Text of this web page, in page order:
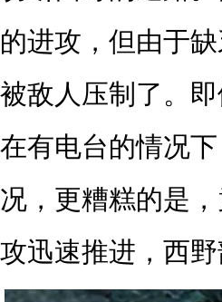
的进攻，但由于
被敌人压制了。
在有电台的情况
况，更糟糕的是
攻迅速推进，西